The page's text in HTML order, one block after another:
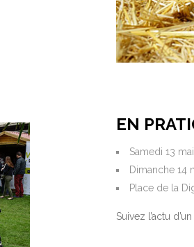
EN
Samedi 13
Dimanche 14
Place de la
Suivez l’actu